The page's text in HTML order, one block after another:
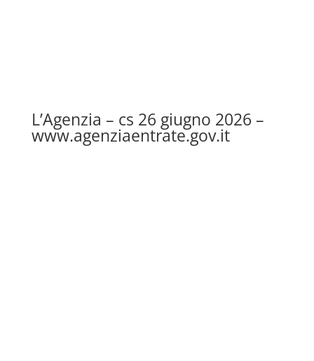
L’Agenzia – cs 26 giugno 2026 –
www.agenziaentrate.gov.it